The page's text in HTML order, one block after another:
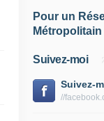
Pour un
Suivez-moi
Suivez-